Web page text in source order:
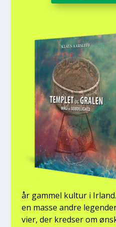
år gam­mel kul­tur i
en mas­se andre
vi­er, der kred­ser om